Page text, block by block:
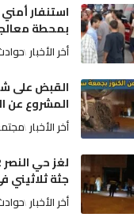
استنفار
بمحطة
أخر الأخبار
القبض على
المشروع عن
أخر الأخبار
جثة
أخر الأخبار